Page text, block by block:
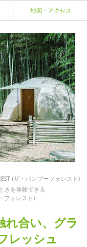
地図・アクセス
(ザ・バンブーフォレスト)
きを体験できる
フォレスト)
れ合い、グラ
レッシュ